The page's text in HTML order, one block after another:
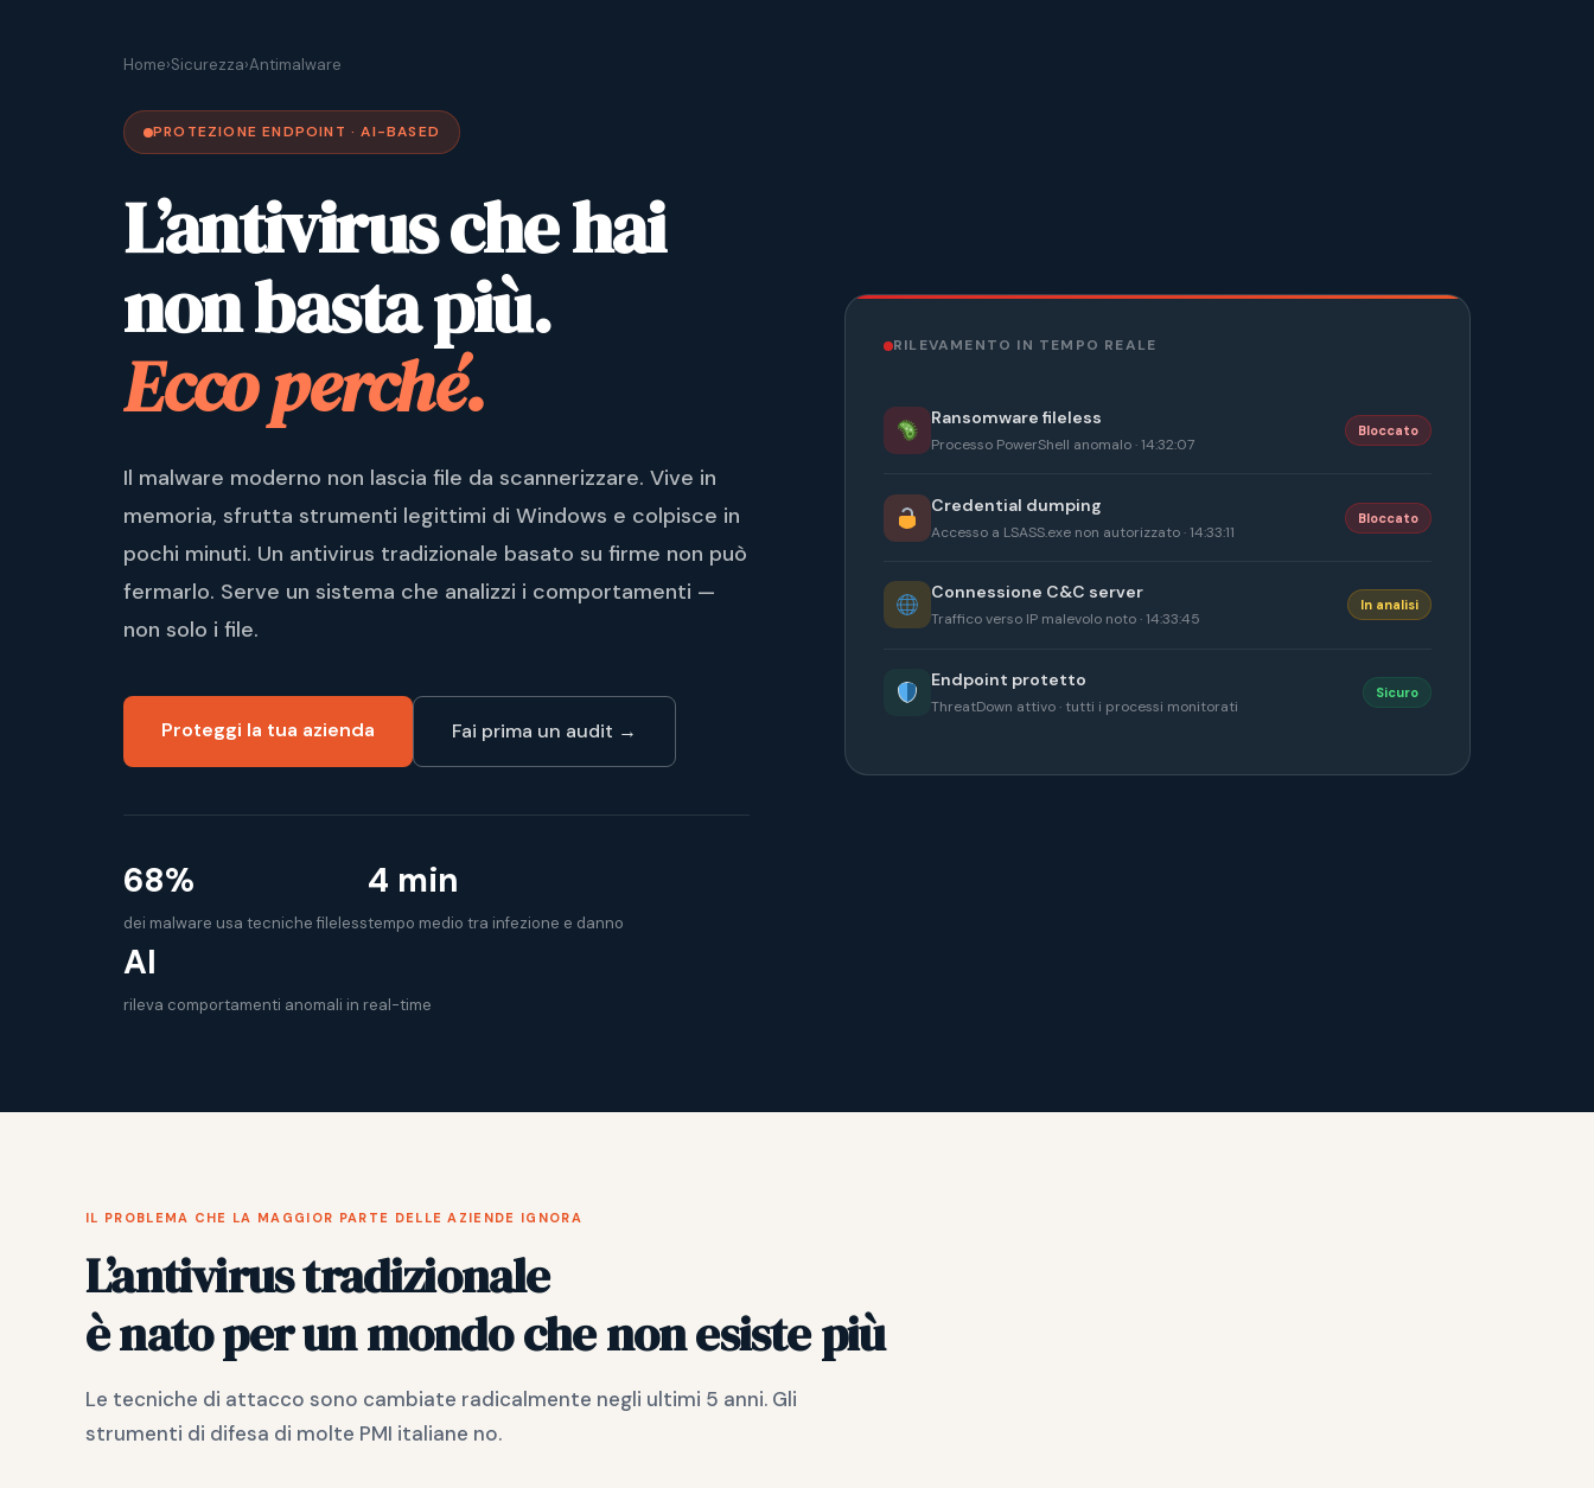
Home›Sicurezza›Antimalware
PROTEZIONE ENDPOINT · AI-BASED
L’antivirus che hai
non basta più.
Ecco perché.
Il malware moderno non lascia file da scannerizzare. Vive in
memoria, sfrutta strumenti legittimi di Windows e colpisce in
pochi minuti. Un antivirus tradizionale basato su firme non può
fermarlo. Serve un sistema che analizzi i comportamenti —
non solo i file.
Proteggi la tua azienda Fai prima un audit →
68%
dei malware usa tecniche fileless
4 min
tempo medio tra infezione e danno
AI
rileva comportamenti anomali in real-time
RILEVAMENTO IN TEMPO REALE
Ransomware fileless
Processo PowerShell anomalo · 14:32:07
Bloccato
Credential dumping
Accesso a LSASS.exe non autorizzato · 14:33:11
Bloccato
Connessione C&C server
Traffico verso IP malevolo noto · 14:33:45
In analisi
Endpoint protetto
ThreatDown attivo · tutti i processi monitorati
Sicuro
IL PROBLEMA CHE LA MAGGIOR PARTE DELLE AZIENDE IGNORA
L’antivirus tradizionale
è nato per un mondo che non esiste più
Le tecniche di attacco sono cambiate radicalmente negli ultimi 5 anni. Gli
strumenti di difesa di molte PMI italiane no.